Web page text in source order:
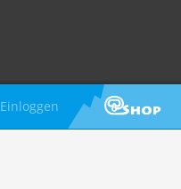
Einloggen